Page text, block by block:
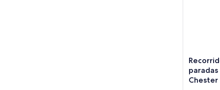
Chester